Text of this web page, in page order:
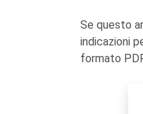
Se questo
indicazioni
formato